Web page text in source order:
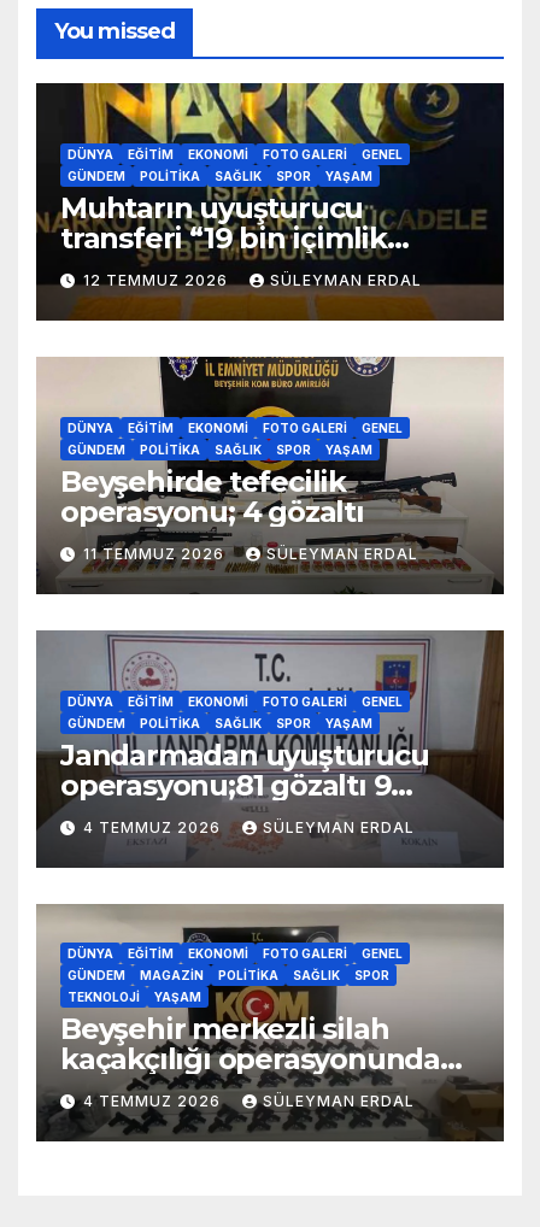
You missed
DÜNYA EĞITIM EKONOMI FOTO GALERI
GENEL
GÜNDEM
POLITIKA SAĞLIK SPOR YAŞAM
Muhtarın uyuşturucu
transferi “19 bin içimlik
uyuşturucu ele geçirildi”
12 TEMMUZ 2026 SÜLEYMAN ERDAL
DÜNYA EĞITIM EKONOMI FOTO GALERI
GENEL
GÜNDEM
POLITIKA SAĞLIK SPOR YAŞAM
Beyşehirde tefecilik
operasyonu; 4 gözaltı
11 TEMMUZ 2026 SÜLEYMAN ERDAL
DÜNYA EĞITIM EKONOMI FOTO GALERI
GENEL
GÜNDEM
POLITIKA SAĞLIK SPOR YAŞAM
Jandarmadan uyuşturucu
operasyonu;81 gözaltı 9
tutuklama
4 TEMMUZ 2026 SÜLEYMAN ERDAL
DÜNYA EĞITIM EKONOMI FOTO GALERI
GENEL
GÜNDEM
MAGAZIN POLITIKA SAĞLIK
SPOR
TEKNOLOJI
YAŞAM
Beyşehir merkezli silah
kaçakçılığı operasyonunda
70 adet kaçak silah yakalandı
4 TEMMUZ 2026 SÜLEYMAN ERDAL